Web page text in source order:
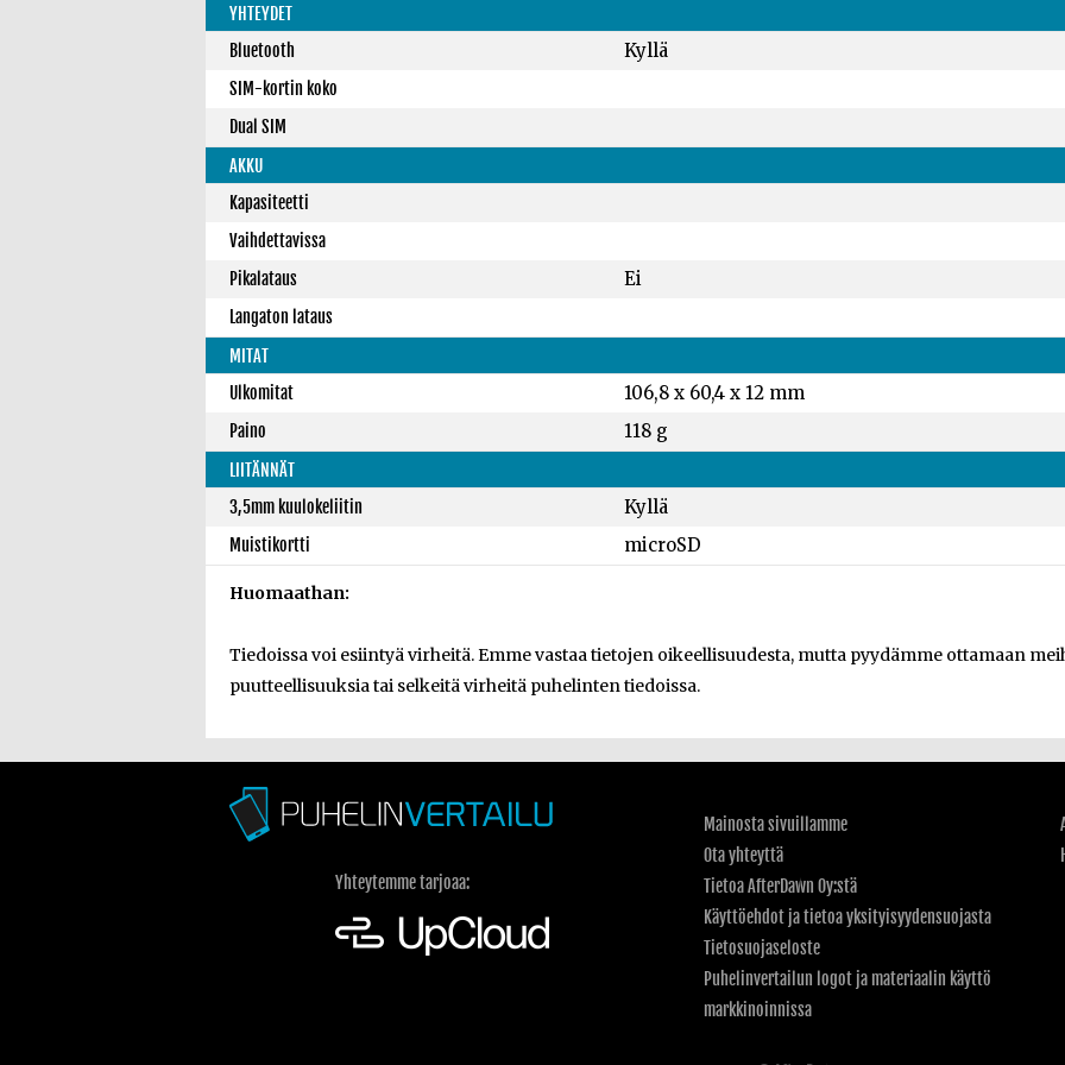
YHTEYDET
Bluetooth
Kyllä
SIM-kortin koko
Dual SIM
AKKU
Kapasiteetti
Vaihdettavissa
Pikalataus
Ei
Langaton lataus
MITAT
Ulkomitat
106,8 x 60,4 x 12 mm
Paino 118 g
LIITÄNNÄT
3,5mm kuulokeliitin
Kyllä
Muistikortti microSD
Huomaathan:
Tiedoissa voi esiintyä virheitä. Emme vastaa tietojen oikeellisuudesta, mutta pyydämme ottamaan
puutteellisuuksia tai selkeitä virheitä puhelinten tiedoissa.
Yhteytemme tarjoaa:
Mainosta sivuillamme
Ota yhteyttä
Tietoa AfterDawn Oy:stä
Käyttöehdot ja tietoa yksityisyydensuojasta
Tietosuojaseloste
Puhelinvertailun logot ja materiaalin käyttö
markkinoinnissa